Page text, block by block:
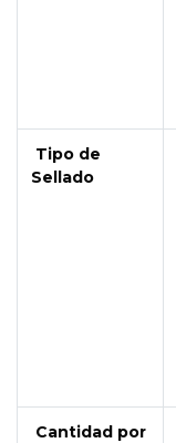
Tipo de
Sellado
Cantidad por